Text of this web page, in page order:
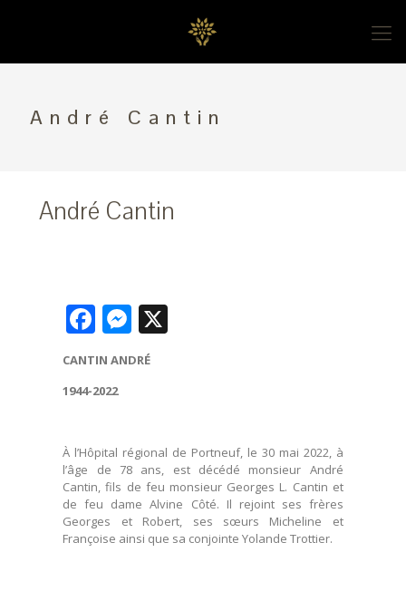
André Cantin
André Cantin
Facebook
Messenger
CANTIN ANDRÉ
1944-2022
À l’Hôpital régional de Portneuf, le 30 mai 2022, à
l’âge de 78 ans, est décédé monsieur André
Cantin, fils de feu monsieur Georges L. Cantin et
de feu dame Alvine Côté. Il rejoint ses frères
Georges et Robert, ses sœurs Micheline et
Françoise ainsi que sa conjointe Yolande Trottier.